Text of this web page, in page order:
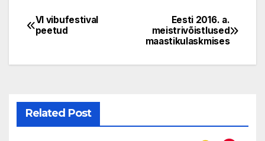
Navigeerimine
Eesti 2016. a.
meistrivõistlused
maastikulaskmises
VI vibufestival
peetud
Related Post